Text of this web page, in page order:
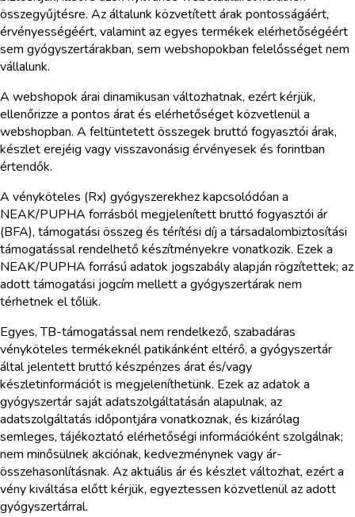
összegyűjtésre. Az általunk közvetített árak pontosságáért,
érvényességéért, valamint az egyes termékek elérhetőségéért
sem gyógyszertárakban, sem webshopokban felelősséget nem
vállalunk.
A webshopok árai dinamikusan változhatnak, ezért kérjük,
ellenőrizze a pontos árat és elérhetőséget közvetlenül a
webshopban. A feltüntetett összegek bruttó fogyasztói árak,
készlet erejéig vagy visszavonásig érvényesek és forintban
értendők.
A vényköteles (Rx) gyógyszerekhez kapcsolódóan a
NEAK/PUPHA forrásból megjelenített bruttó fogyasztói ár
(BFA), támogatási összeg és térítési díj a társadalombiztosítási
támogatással rendelhető készítményekre vonatkozik. Ezek a
NEAK/PUPHA forrású adatok jogszabály alapján rögzítettek; az
adott támogatási jogcím mellett a gyógyszertárak nem
térhetnek el tőlük.
Egyes, TB-támogatással nem rendelkező, szabadáras
vényköteles termékeknél patikánként eltérő, a gyógyszertár
által jelentett bruttó készpénzes árat és/vagy
készletinformációt is megjeleníthetünk. Ezek az adatok a
gyógyszertár saját adatszolgáltatásán alapulnak, az
adatszolgáltatás időpontjára vonatkoznak, és kizárólag
semleges, tájékoztató elérhetőségi információként szolgálnak;
nem minősülnek akciónak, kedvezménynek vagy ár-
összehasonlításnak. Az aktuális ár és készlet változhat, ezért a
vény kiváltása előtt kérjük, egyeztessen közvetlenül az adott
gyógyszertárral.